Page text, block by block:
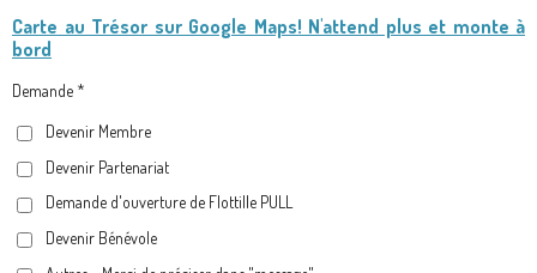
C
S
M
K
L
Carte au Trésor sur Google Maps! N'attend plus et monte à
bord
Demande *
Devenir Membre
Devenir Partenariat
Demande d'ouverture de Flottille PULL
Devenir Bénévole